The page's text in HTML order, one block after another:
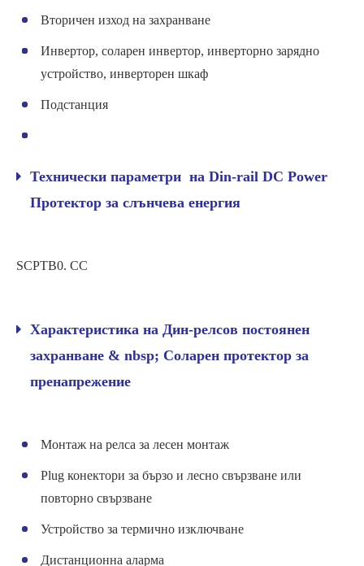
Вторичен изход на захранване
Инвертор, соларен инвертор, инверторно зарядно
устройство, инверторен шкаф
Подстанция
Технически параметри на Din-rail DC Power
Протектор за слънчева енергия
SCPTB0. CC
Характеристика на Дин-релсов постоянен
захранване & nbsp; Соларен протектор за
пренапрежение
Монтаж на релса за лесен монтаж
Plug конектори за бързо и лесно свързване или
повторно свързване
Устройство за термично изключване
Дистанционна аларма